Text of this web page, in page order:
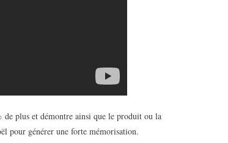
de plus et démontre ainsi que le produit ou la
pour générer une forte mémorisation.